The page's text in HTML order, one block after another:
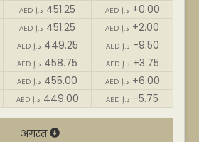
AED د.إ 451.25 AED د.إ +0.00
AED د.إ 451.25 AED د.إ +2.00
AED د.إ 449.25 AED د.إ -9.50
AED د.إ 458.75 AED د.إ +3.75
AED د.إ 455.00 AED د.إ +6.00
AED د.إ 449.00 AED د.إ -5.75
अगस्त